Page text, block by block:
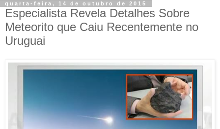
quarta-feira, 14 de outubro de 2015
Especialista Revela Detalhes Sobre
Meteorito que Caiu Recentemente no
Uruguai